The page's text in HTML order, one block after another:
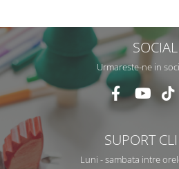
SOCIAL
Urmareste-ne in
SUPORT
Luni - sambata intre